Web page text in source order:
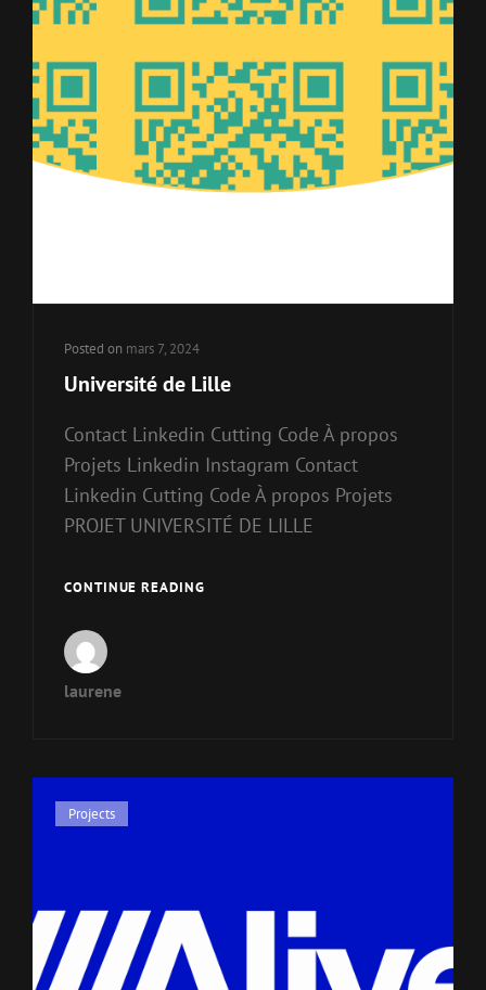
Posted on mars 7, 2024
Université de Lille
Contact Linkedin Cutting Code À propos
Projets Linkedin Instagram Contact
Linkedin Cutting Code À propos Projets
PROJET UNIVERSITÉ DE LILLE
CONTINUE READING
laurene
Projects